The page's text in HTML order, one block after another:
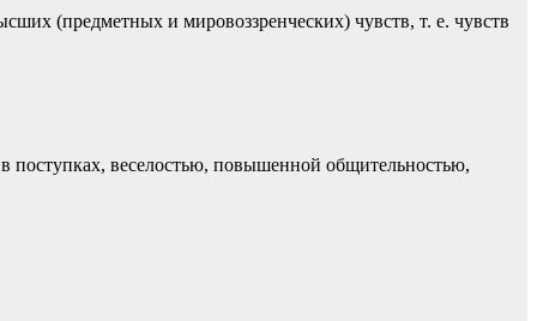
(предметных и мировоззренческих) чувств, т. е. чувств
поступках, веселостью, повышенной общительностью,